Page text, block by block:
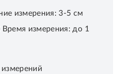
измерения: 3-5 см
Время измерения: до 1